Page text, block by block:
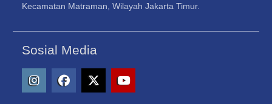
Kecamatan Matraman, Wilayah Jakarta Timur.
Sosial Media